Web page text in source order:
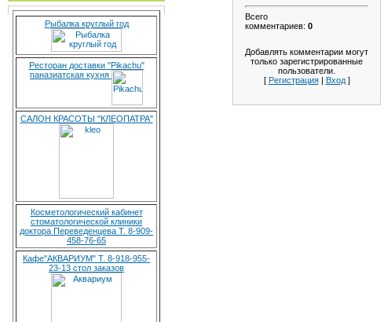
Рыбалка круглый год
Ресторан доставки "Pikachu"
паназиатская кухня
САЛОН КРАСОТЫ "КЛЕОПАТРА"
Косметологический кабинет
стоматологической клиники
доктора Переведенцева Т. 8-909-
458-76-65
Кафе"АКВАРИУМ" Т. 8-918-955-
23-13 стол заказов
Всего
комментариев: 0
Добавлять комментарии могут
только зарегистрированные
пользователи.
[ Регистрация| Вход]